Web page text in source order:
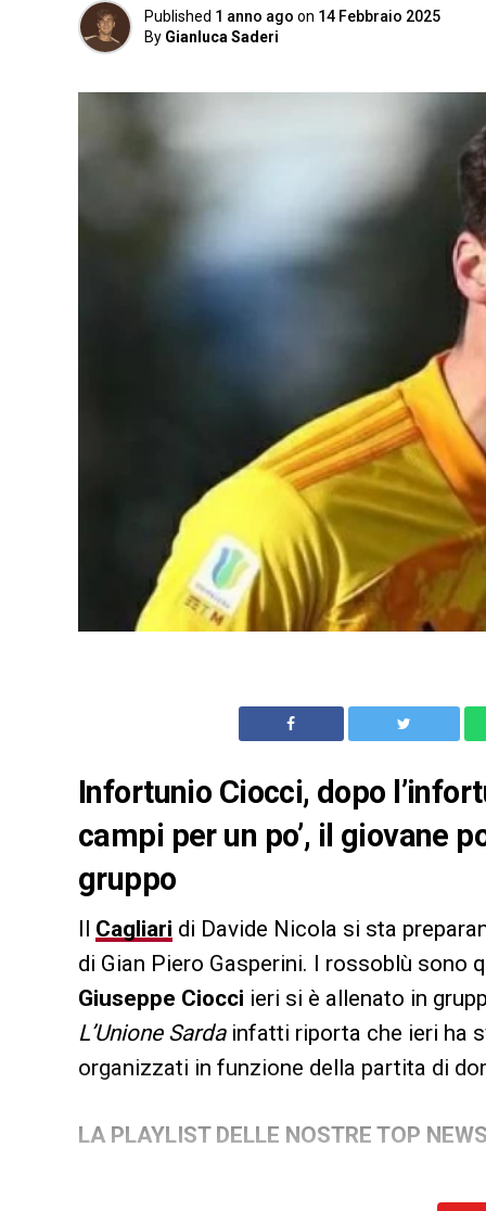
Published 1 anno ago on 14 Febbraio 2025
By Gianluca Saderi
Infortunio Ciocci, dopo
campi per un po’, il giovane
gruppo
Cagliari di Davide Nicola si sta
di Gian Piero Gasperini. I rossoblù sono
Giuseppe Ciocci ieri si è allenato in
L’Unione Sarda infatti riporta che ieri ha
organizzati in funzione della partita di
LA PLAYLIST DELLE NOSTRE TOP